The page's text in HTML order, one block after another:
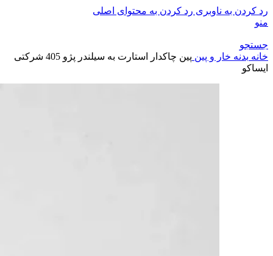
رد کردن به ناوبری رد کردن به محتوای اصلی
منو
جستجو
خانه بدنه خار و پین
پین چاکدار استارت به سیلندر پژو 405 شرکتی
ایساکو